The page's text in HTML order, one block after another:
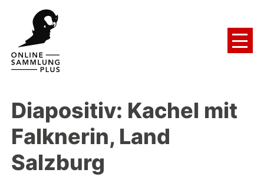
Diapositiv: Kachel mit
Falknerin, Land
Salzburg